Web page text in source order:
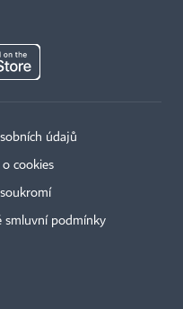
údajů
o cookies
smluvní podmínky